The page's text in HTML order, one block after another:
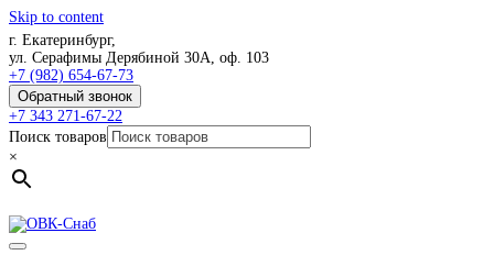
Skip to content
г. Екатеринбург,
ул. Серафимы Дерябиной 30А, оф. 103
+7 (982) 654-67-73
Обратный звонок
+7 343 271-67-22
Поиск товаров
×